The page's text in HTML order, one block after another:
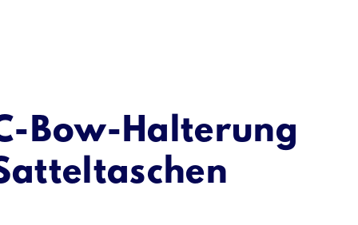
Bow-Halterung